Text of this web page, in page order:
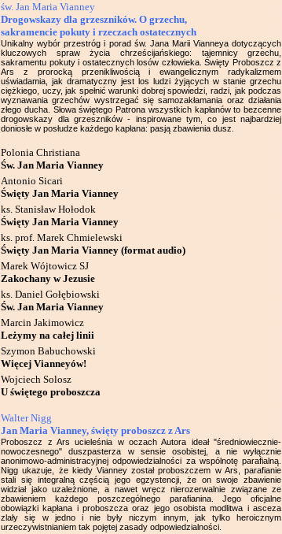
św. Jan Maria Vianney
Drogowskazy dla grzeszników. O grzechu,
sakramencie pokuty i rzeczach ostatecznych
Unikalny wybór przestróg i porad św. Jana Marii Vianneya dotyczących
kluczowych spraw życia chrześcijańskiego: tajemnicy grzechu,
sakramentu pokuty i ostatecznych losów człowieka. Święty Proboszcz z
Ars z prorocką przenikliwością i ewangelicznym radykalizmem
uświadamia, jak dramatyczny jest los ludzi żyjących w stanie grzechu
ciężkiego, uczy, jak spełnić warunki dobrej spowiedzi, radzi, jak podczas
wyznawania grzechów wystrzegać się samozakłamania oraz działania
złego ducha. Słowa świętego Patrona wszystkich kapłanów to bezcenne
drogowskazy dla grzeszników - inspirowane tym, co jest najbardziej
doniosłe w posłudze każdego kapłana: pasją zbawienia dusz.
Polonia Christiana
Św. Jan Maria Vianney
Antonio Sicari
Święty Jan Maria Vianney
ks. Stanisław Hołodok
Święty Jan Maria Vianney
ks. prof. Marek Chmielewski
Święty Jan Maria Vianney (format audio)
Marek Wójtowicz SJ
Zakochany w Jezusie
ks. Daniel Gołębiowski
Św. Jan Maria Vianney
Marcin Jakimowicz
Leżymy na całej linii
Szymon Babuchowski
Więcej Vianneyów!
Wojciech Solosz
U świętego proboszcza
Walter Nigg
Jan Maria Vianney, święty proboszcz z Ars
Proboszcz z Ars ucieleśnia w oczach Autora ideał "średniowiecznie-
nowoczesnego" duszpasterza w sensie osobistej, a nie wyłącznie
anonimowo-administracyjnej odpowiedzialności za wspólnotę parafialną.
Nigg ukazuje, że kiedy Vianney został proboszczem w Ars, parafianie
stali się integralną częścią jego egzystencji, że on swoje zbawienie
widział jako uzależnione, a nawet wręcz nierozerwalnie związane ze
zbawieniem każdego poszczególnego parafianina. Jego oficjalne
obowiązki kapłana i proboszcza oraz jego osobista modlitwa i asceza
zlały się w jedno i nie były niczym innym, jak tylko heroicznym
urzeczywistnianiem tak pojętej zasady odpowiedzialności.